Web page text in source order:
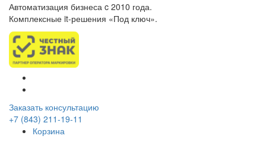
Автоматизация бизнеса c 2010 года.
Комплексные it-решения «Под ключ».
Заказать консультацию
+7 (843) 211-19-11
Корзина